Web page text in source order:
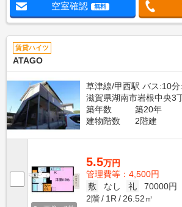
空室確認 無料
賃貸ハイツ
ATAGO
草津線/甲西駅 バス:10
滋賀県湖南市岩根中央3
築年数
築20年
建物階数
2階建
5.5万円
管理費等：4,500円
敷
なし 礼
70000円
2階
1R 26.52㎡